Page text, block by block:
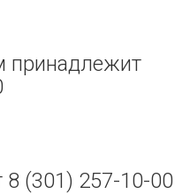
принадлежит
(301) 257-10-00